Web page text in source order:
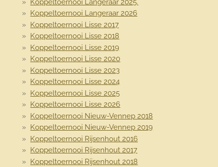
Koppeltoernooi Langeraar 2026
Koppeltoernooi Lisse 2017
Koppeltoernooi Lisse 2018
Koppeltoernooi Lisse 2019
Koppeltoernooi Lisse 2020
Koppeltoernooi Lisse 2023
Koppeltoernooi Lisse 2024
Koppeltoernooi Lisse 2025
Koppeltoernooi Lisse 2026
Koppeltoernooi Nieuw-Vennep 2018
Koppeltoernooi Nieuw-Vennep 2019
Koppeltoernooi Rijsenhout 2016
Koppeltoernooi Rijsenhout 2017
Koppeltoernooi Rijsenhout 2018